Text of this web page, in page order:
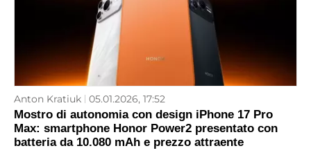
Anton Kratiuk 05.01.2026, 17:52
Mostro di autonomia con design iPhone 17 Pro
Max: smartphone Honor Power2 presentato con
batteria da 10.080 mAh e prezzo attraente